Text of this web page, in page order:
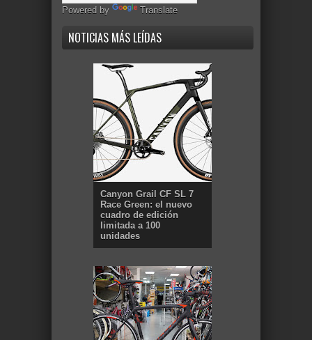
Powered by Translate
NOTICIAS MÁS LEÍDAS
Canyon Grail CF SL 7
Race Green: el nuevo
cuadro de edición
limitada a 100
unidades